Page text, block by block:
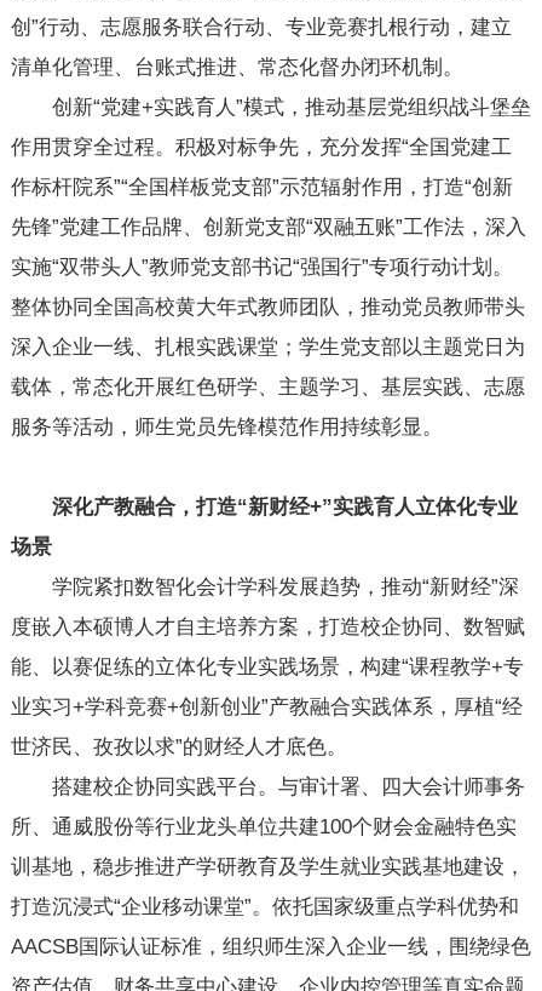
创”行动、志愿服务联合行动、专业竞赛扎根行动，建立
清单化管理、台账式推进、常态化督办闭环机制。
创新“党建+实践育人”模式，推动基层党组织战斗堡垒
作用贯穿全过程。积极对标争先，充分发挥“全国党建工
作标杆院系”“全国样板党支部”示范辐射作用，打造“创新
先锋”党建工作品牌、创新党支部“双融五账”工作法，深入
实施“双带头人”教师党支部书记“强国行”专项行动计划。
整体协同全国高校黄大年式教师团队，推动党员教师带头
深入企业一线、扎根实践课堂；学生党支部以主题党日为
载体，常态化开展红色研学、主题学习、基层实践、志愿
服务等活动，师生党员先锋模范作用持续彰显。
深化产教融合，打造“新财经+”实践育人立体化专业
场景
学院紧扣数智化会计学科发展趋势，推动“新财经”深
度嵌入本硕博人才自主培养方案，打造校企协同、数智赋
能、以赛促练的立体化专业实践场景，构建“课程教学+专
业实习+学科竞赛+创新创业”产教融合实践体系，厚植“经
世济民、孜孜以求”的财经人才底色。
搭建校企协同实践平台。与审计署、四大会计师事务
所、通威股份等行业龙头单位共建100个财会金融特色实
训基地，稳步推进产学研教育及学生就业实践基地建设，
打造沉浸式“企业移动课堂”。依托国家级重点学科优势和
AACSB国际认证标准，组织师生深入企业一线，围绕绿色
资产估值、财务共享中心建设、企业内控管理等真实命题